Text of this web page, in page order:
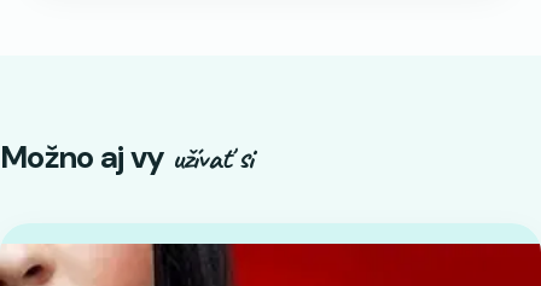
Možno aj vy užívať si